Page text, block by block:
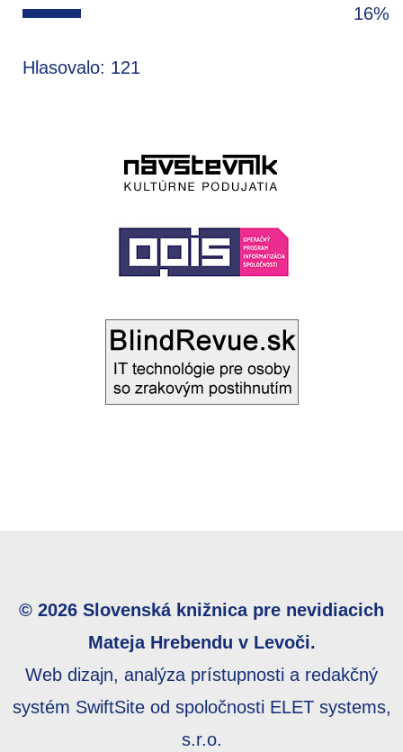
16%
Hlasovalo: 121
© 2026 Slovenská knižnica pre nevidiacich
Mateja Hrebendu v Levoči.
Web dizajn, analýza prístupnosti a redakčný
systém SwiftSite od spoločnosti ELET systems,
s.r.o.